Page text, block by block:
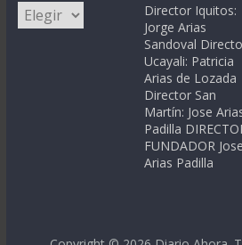
Categorías
Director Iquitos:
Jorge Arias
Sandoval
Ucayali: Patricia
Arias de Lozada
Director San
Martín: Jose
Padilla
FUNDADOR Jose
Arias Padilla